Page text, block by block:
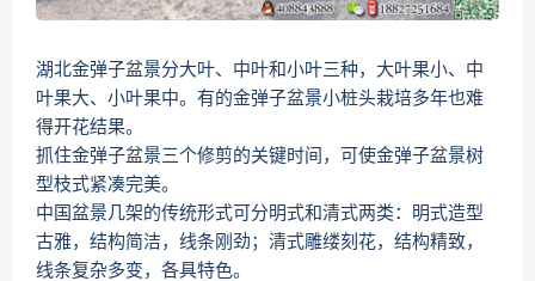
湖北金弹子盆景分大叶、中叶和小叶三种，大叶果小、中
叶果大、小叶果中。有的金弹子盆景小桩头栽培多年也难
得开花结果。
抓住金弹子盆景三个修剪的关键时间，可使金弹子盆景树
型枝式紧凑完美。
中国盆景几架的传统形式可分明式和清式两类：明式造型
古雅，结构简洁，线条刚劲；清式雕缕刻花，结构精致，
线条复杂多变，各具特色。